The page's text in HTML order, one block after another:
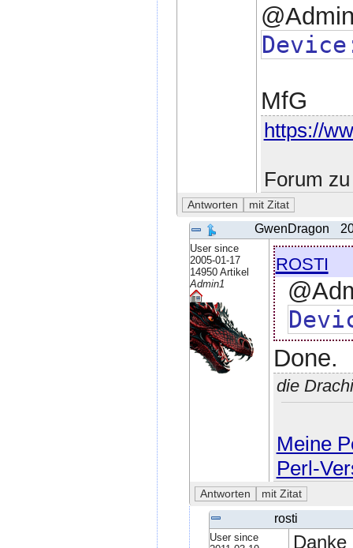
MfG
https://
Forum
GwenDragon
User since
2005-01-17
14950 Artikel
Admin1
rosti
Done.
die
Meine
Perl-
rosti
User since
Danke